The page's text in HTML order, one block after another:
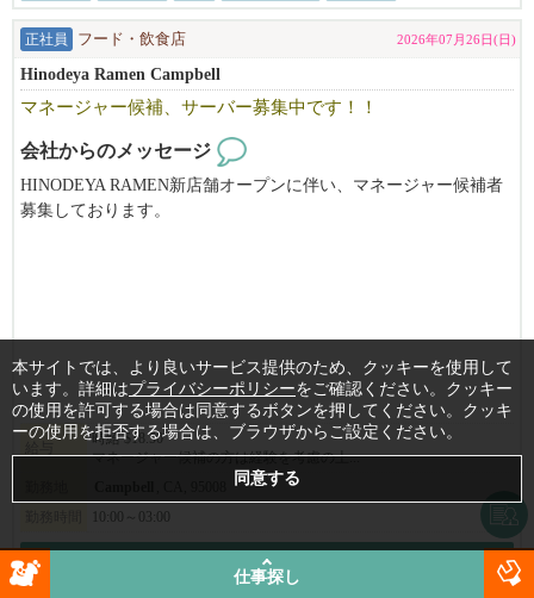
皆さんが年に1度は2週間程度の帰国やバケーションを楽しんでま
「ええっ！そんなに休み取れるんですか？と驚かれる事も多いで
す。」（笑）
当社ブランドで働​く店舗管理者の平均年収は約1​,402万円（日本人
スタッフ平均月給​116.9万円）。
により算出
※要項に明記されている給与は平均です。実際に平均以上取得し
ている方は管理者数の半分弱です。
おかげさまで大変多くのお問合せを頂いております。
職務経歴や履歴書については、なるべく詳細を明記して頂けると
選考確率がグンっと上がります！
━━━━━━━━━━━━━━━━━━━━
正社員 フード・飲食店 2026年07月26日(日)
Hinodeya Ramen Campbell
マネージャー候補、サーバー募集中です！！
会社からのメッセージ
HINODEYA RAMEN新店舗オープンに伴い、マネージャー候補者
募集しております。
時給 $18.50
マネージャー候補の方は経験を考慮の上...
10:00～03:00
詳細
ラーメン
サンフランシスコ
仕事探し
本サイトでは、より良いサービス提供のため、クッキーを使用して
います。詳細はプライバシーポリシーをご確認ください。クッキー
の使用を許可する場合は同意するボタンを押してください。クッキ
ーの使用を拒否する場合は、ブラウザからご設定ください。